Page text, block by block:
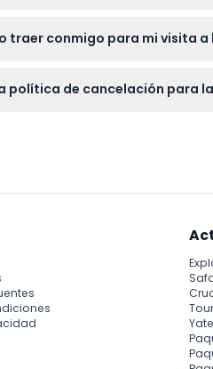
traer conmigo para mi visita
política de cancelación para